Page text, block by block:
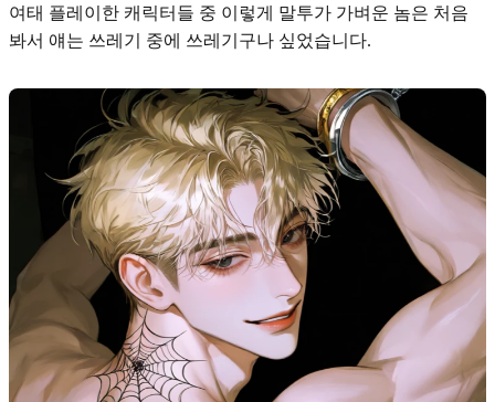
여태 플레이한 캐릭터들 중 이렇게 말투가 가벼운 놈은 처음
봐서 얘는 쓰레기 중에 쓰레기구나 싶었습니다.